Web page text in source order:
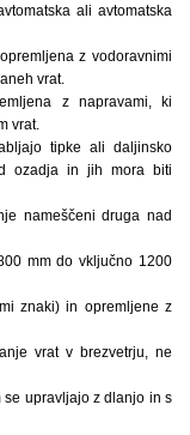
ali avtomatska
z vodoravnimi
vrat.
z napravami, ki
vrat.
tipke ali daljinsko
ozadja in jih mora biti
nameščeni druga nad
mm do vključno 1200
znaki) in opremljene z
vrat v brezvetrju, ne
se upravljajo z dlanjo in s